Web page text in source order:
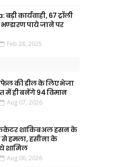
कार्यवाही, 67 ट्रॉली
पाये जाने पर
Feb 28, 2025
की डील के लिए भेजा
में ही बनेंगे 94 विमान
Aug 07, 2026
शाकिब अल हसन के
से हमला, हसीना के
शामिल
Aug 06, 2026